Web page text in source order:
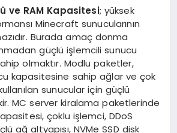
ve RAM Kapasitesi; yüksek
Minecraft sunucularının
Burada amaç donma
güçlü işlemcili sunucu
olmaktır. Modlu paketler,
kapasitesine sahip ağlar ve çok
sunucular için güçlü
MC server kiralama paketlerinde
çoklu işlemci, DDoS
ağ altyapısı, NVMe SSD disk